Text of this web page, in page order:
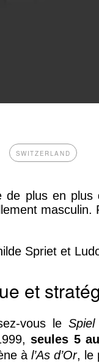
SWITZERLAND
de plus en
masculin.
Spriet et
et
vous le
seules 5
à l’As d’Or, le